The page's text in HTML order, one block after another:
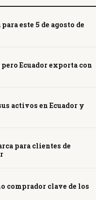
este 5 de agosto de
Ecuador exporta con
activos en Ecuador y
para clientes de
comprador clave de los